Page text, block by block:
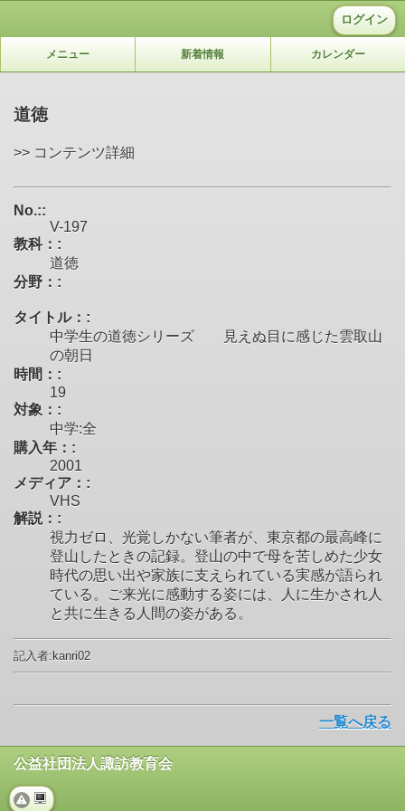
ログイン
メニュー 新着情報 カレンダー
道徳
>> コンテンツ詳細
No.::
V-197
教科：:
道徳
分野：:
タイトル：:
中学生の道徳シリーズ 見えぬ目に感じた雲取山
の朝日
時間：:
19
対象：:
中学:全
購入年：:
2001
メディア：:
VHS
解説：:
視力ゼロ、光覚しかない筆者が、東京都の最高峰に
登山したときの記録。登山の中で母を苦しめた少女
時代の思い出や家族に支えられている実感が語られ
ている。ご来光に感動する姿には、人に生かされ人
と共に生きる人間の姿がある。
記入者:kanri02
一覧へ戻る
公益社団法人諏訪教育会